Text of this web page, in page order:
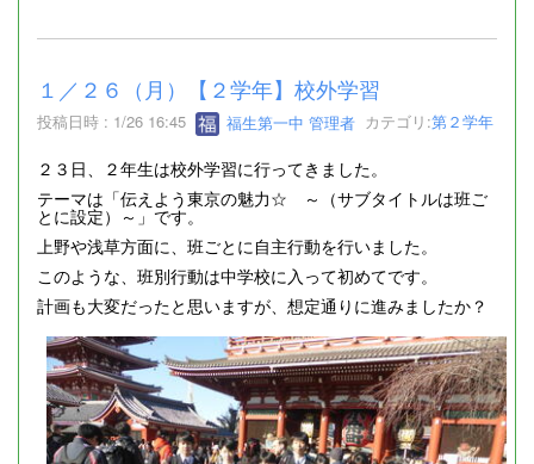
１／２６（月）【２学年】校外学習
投稿日時 : 1/26 16:45 福生第一中 管理者 カテゴリ:第２学年
２３日、２年生は校外学習に行ってきました。
テーマは「伝えよう東京の魅力☆ ～（サブタイトルは班ご
とに設定）～」です。
上野や浅草方面に、班ごとに自主行動を行いました。
このような、班別行動は中学校に入って初めてです。
計画も大変だったと思いますが、想定通りに進みましたか？